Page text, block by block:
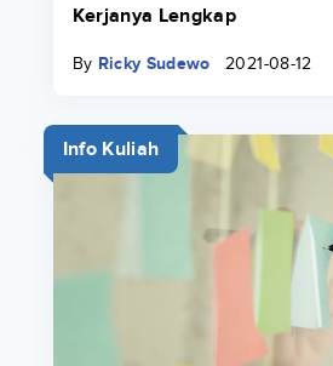
Kerjanya Lengkap
By Ricky Sudewo 2021-08-12
Info Kuliah